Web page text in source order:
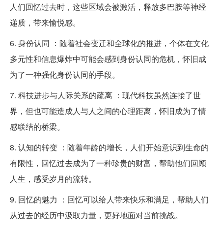
人们回忆过去时，这些区域会被激活，释放多巴胺等神经
递质，带来愉悦感。
6. 身份认同 ：随着社会变迁和全球化的推进，个体在文化
多元性和信息爆炸中可能会感到身份认同的危机，怀旧成
为了一种强化身份认同的手段。
7. 科技进步与人际关系的疏离 ：现代科技虽然连接了世
界，但也可能造成人与人之间的心理距离，怀旧成为了情
感联结的桥梁。
8. 认知的转变 ：随着年龄的增长，人们开始意识到生命的
有限性，回忆过去成为了一种珍贵的财富，帮助他们回顾
人生，感受岁月的流转。
9. 回忆的魅力 ：回忆可以给人带来快乐和满足，帮助人们
从过去的经历中汲取力量，更好地面对当前挑战。